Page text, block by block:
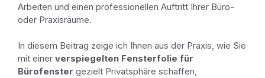
Arbeiten und einen professionellen Auftritt Ihrer Büro-
oder Praxisräume.
In diesem Beitrag zeige ich Ihnen aus der Praxis, wie Sie
mit einer verspiegelten Fensterfolie für
Bürofenster gezielt Privatsphäre schaffen,